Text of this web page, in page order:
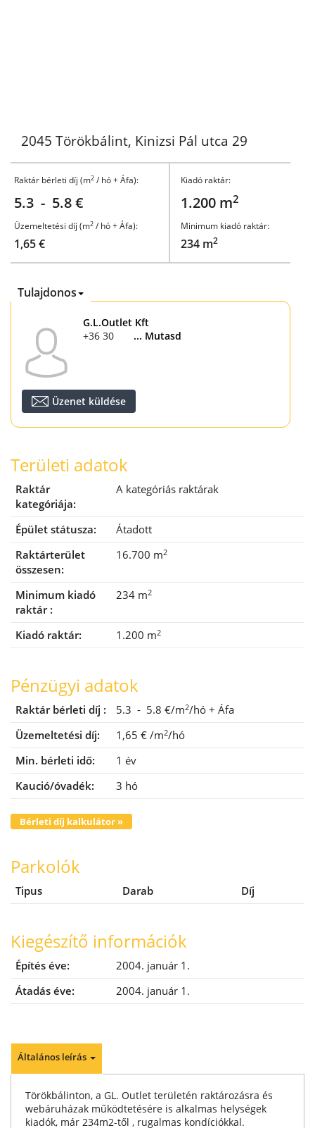
2045 Törökbálint, Kinizsi Pál utca 29
Raktár bérleti díj (m2 / hó + Áfa):
5.3 - 5.8 €
Üzemeltetési díj (m2 / hó + Áfa):
1,65 €
Kiadó raktár:
1.200 m2
Minimum kiadó raktár:
234 m2
Tulajdonos
G.L.Outlet Kft
+36 30 630 2698... Mutasd
Üzenet küldése
Területi adatok
Raktár
kategóriája:
A kategóriás raktárak
Épület státusza:
Átadott
Raktárterület
összesen:
16.700 m2
Minimum kiadó
raktár :
234 m2
Kiadó raktár: 1.200 m2
Pénzügyi adatok
Raktár bérleti díj : 5.3 - 5.8 €/m2/hó + Áfa
Üzemeltetési díj:
1,65 € /m2/hó
Min. bérleti idő:
1 év
Kaució/óvadék:
3 hó
Bérleti díj kalkulátor »
Parkolók
Tipus Darab Díj
Kiegészítő információk
Építés éve:
2004. január 1.
Átadás éve:
2004. január 1.
Általános leírás
Törökbálinton, a GL. Outlet területén raktározásra és
webáruházak működtetésére is alkalmas helységek
kiadók, már 234m2-től , rugalmas kondíciókkal.